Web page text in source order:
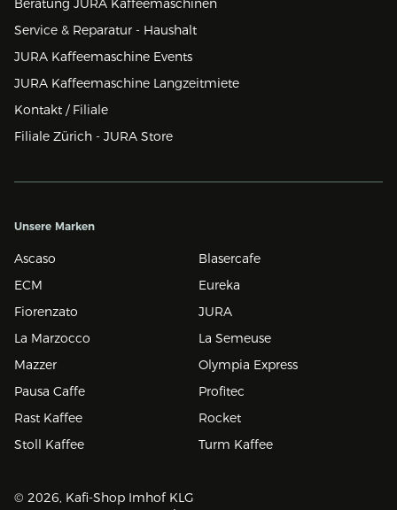
Beratung JURA Kaffeemaschinen
Service & Reparatur - Haushalt
JURA Kaffeemaschine Events
JURA Kaffeemaschine Langzeitmiete
Kontakt / Filiale
Filiale Zürich - JURA Store
Unsere Marken
Ascaso
Blasercafe
ECM
Eureka
Fiorenzato
JURA
La Marzocco
La Semeuse
Mazzer
Olympia Express
Pausa Caffe
Profitec
Rast Kaffee
Rocket
Stoll Kaffee
Turm Kaffee
© 2026, Kafi-Shop Imhof KLG